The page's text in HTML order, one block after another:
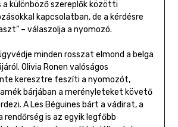
különböző szereplők közötti
kapcsolatban, de a kérdésre
– válaszolja a nyomozó.
minden rosszat elmond a belga
Olivia Ronen valóságos
keresztre feszíti a nyomozót,
bárjában a merényleteket követő
A Les Béguines bárt a vádirat, a
rendőrség is az egyik legfőbb